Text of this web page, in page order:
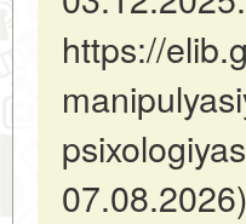
https://